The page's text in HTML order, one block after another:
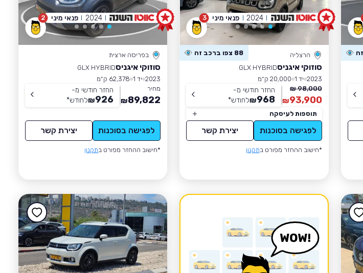
3
הרצליה 88 צפו ברכב זה
סוזוקי איגניסGLX HYBRID
2023 יד 1
20,000 ק״מ
98,000 ₪
93,900
₪
החזר חודשי מ-
968
₪לחודש*
תוספות לעיסקה
לפגישה בסוכנות יצירת קשר
*חישוב ההחזר מפורט בתקנון
2024 פנאי מיני 2
בפריסה ארצית
סוזוקי איגניסGLX HYBRID
2023 יד 1
62,378 ק״מ
מחיר
89,822
₪
החזר חודשי מ-
926
₪לחודש*
לפגישה בסוכנות יצירת קשר
*חישוב ההחזר מפורט בתקנון
2024 פנאי מיני